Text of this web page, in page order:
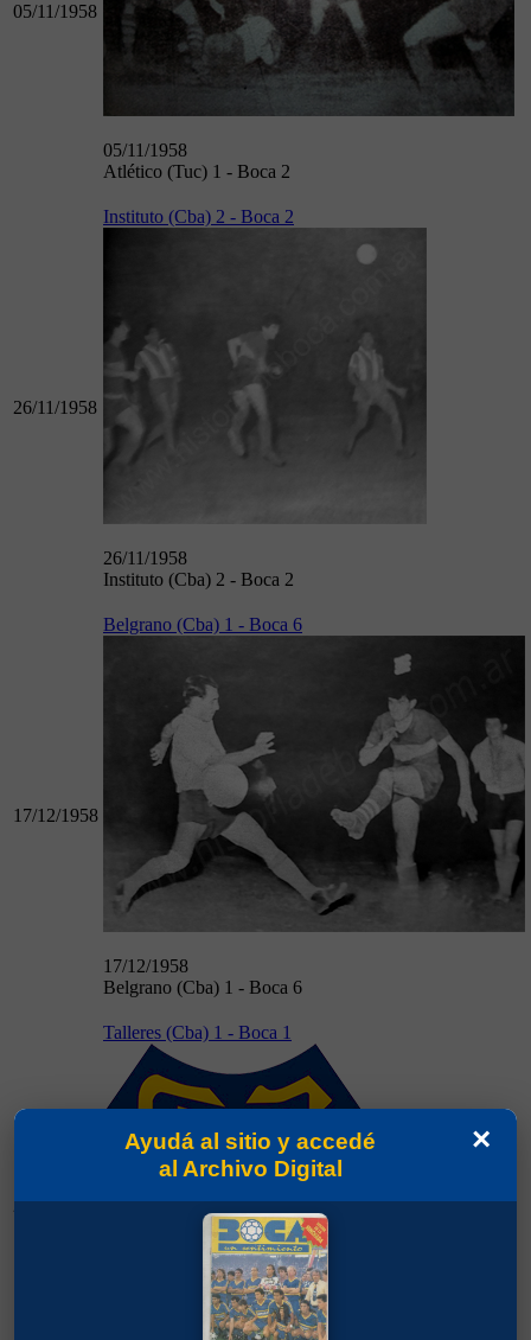
05/11/1958
05/11/1958
Atlético (Tuc) 1 - Boca 2
26/11/1958
Instituto (Cba) 2 - Boca 2
26/11/1958
Instituto (Cba) 2 - Boca 2
17/12/1958
Belgrano (Cba) 1 - Boca 6
17/12/1958
Belgrano (Cba) 1 - Boca 6
23/12/1958
Talleres (Cba) 1 - Boca 1
×
Ayudá al sitio y accedé
al Archivo Digital